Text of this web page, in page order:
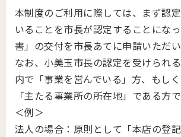
本制度のご利用に際しては、まず認
いることを市長が認定することにな
書」の交付を市長あてに申請いただい
なお、小美玉市長の認定を受けられ
内で「事業を営んでいる」方、もし
「主たる事業所の所在地」である方で
＜例＞
法人の場合：原則として「本店の登